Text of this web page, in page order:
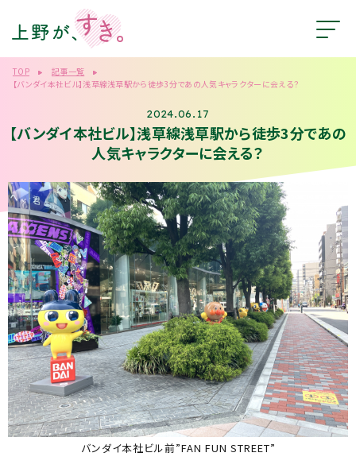
TOP
記事一覧
【バンダイ本社ビル】浅草線浅草駅から徒歩3分であの人気キャラクターに会える？
2024.06.17
【バンダイ本社ビル】浅草線浅草駅から徒歩3分であの
人気キャラクターに会える？
バンダイ本社ビル前”FAN FUN STREET”